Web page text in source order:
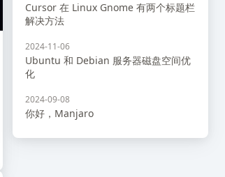
Cursor 在 Linux Gnome 有两个标题栏
解决方法
2024-11-06
Ubuntu 和 Debian 服务器磁盘空间优
化
2024-09-08
你好，Manjaro